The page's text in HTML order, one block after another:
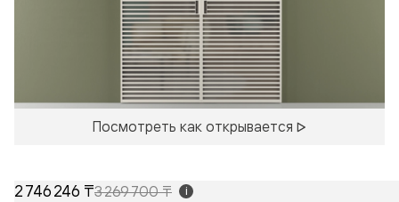
Посмотреть как открывается
2 746 246 ₸3 269 700 ₸ i